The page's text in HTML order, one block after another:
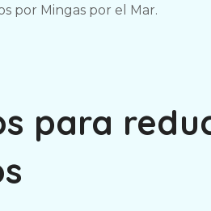
por Mingas por el Mar.
para